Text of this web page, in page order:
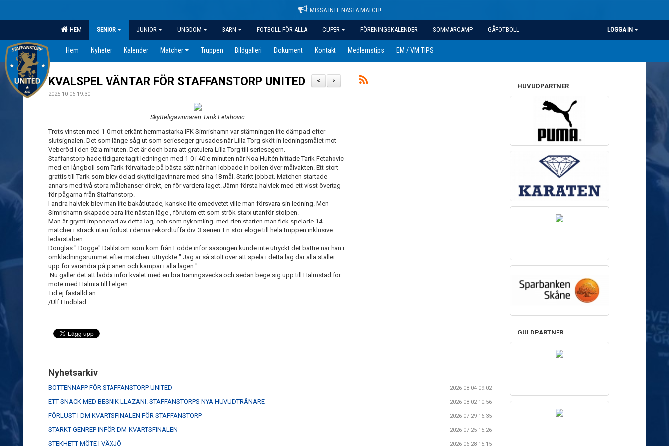
MISSA INTE NÄSTA MATCH!
HEM SENIOR JUNIOR UNGDOM BARN FOTBOLL FÖR ALLA CUPER FÖRENINGSKALENDER SOMMARCAMP GÅFOTBOLL LOGGA IN
Hem Nyheter Kalender Matcher Truppen Bildgalleri Dokument Kontakt Medlemstips EM / VM TIPS
>
<
KVALSPEL VÄNTAR FÖR STAFFANSTORP UNITED
2025-10-06 19:30
Skytteligavinnaren Tarik Fetahovic
Trots vinsten med 1-0 mot erkänt hemmastarka IFK Simrishamn var stämningen lite dämpad efter
slutsignalen. Det som länge såg ut som serieseger grusades när Lilla Torg sköt in ledningsmålet mot
Veberöd i den 92:a minuten. Det är doch bara att gratulera Lilla Torg till seriesegern.
Staffanstorp hade tidigare tagit ledningen med 1-0 i 40:e minuten när Noa Hultén hittade Tarik Fetahovic
med en långboll som Tarik förvaltade på bästa sätt när han lobbade in bollen över målvakten. Ett stort
grattis till Tarik som blev delad skytteligavinnare med sina 18 mål. Starkt jobbat. Matchen startade
annars med två stora målchanser direkt, en för vardera laget. Jämn första halvlek med ett visst övertag
för pågarna från Staffanstorp.
I andra halvlek blev man lite bakåtlutade, kanske lite omedvetet ville man försvara sin ledning. Men
Simrishamn skapade bara lite nästan läge , förutom ett som strök starx utanför stolpen.
Man är grymt imponerad av detta lag, och som nykomling med den starten man fick spelade 14
matcher i sträck utan förlust i denna rekordtuffa div. 3 serien. En stor eloge till hela truppen inklusive
ledarstaben.
Douglas " Dogge" Dahlstöm som kom från Lödde inför säsongen kunde inte utryckt det bättre när han i
omklädningsrummet efter matchen uttryckte " Jag är så stolt över att spela i detta lag där alla ställer
upp för varandra på planen och kämpar i alla lägen "
Nu gäller det att ladda inför kvalet med en bra träningsvecka och sedan bege sig upp till Halmstad för
möte med Halmia till helgen.
Tid ej faställd än.
/Ulf LIndblad
Nyhetsarkiv
BOTTENNAPP FÖR STAFFANSTORP UNITED 2026-08-04 09:02
ETT SNACK MED BESNIK LLAZANI. STAFFANSTORPS NYA HUVUDTRÄNARE 2026-08-02 10:56
FÖRLUST I DM KVARTSFINALEN FÖR STAFFANSTORP 2026-07-29 16:35
STARKT GENREP INFÖR DM-KVARTSFINALEN 2026-07-25 15:26
STEKHETT MÖTE I VÄXJÖ 2026-06-28 15:15
HUVUDPARTNER
GULDPARTNER